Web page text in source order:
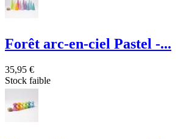
Forêt arc-en-ciel Pastel -...
35,95 €
Stock faible